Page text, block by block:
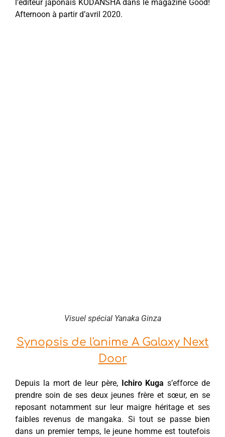
l’éditeur japonais KODANSHA dans le magazine Good!
Afternoon à partir d’avril 2020.
Visuel spécial Yanaka Ginza
Synopsis de l'anime A Galaxy Next
Door
Depuis la mort de leur père, Ichiro Kuga s’efforce de
prendre soin de ses deux jeunes frère et sœur, en se
reposant notamment sur leur maigre héritage et ses
faibles revenus de mangaka. Si tout se passe bien
dans un premier temps, le jeune homme est toutefois